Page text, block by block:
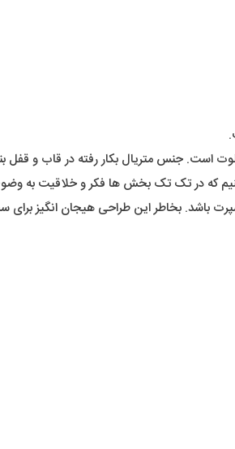
است. جنس متریال بکار رفته در قاب و
که در تک تک بخش ها فکر و خلاقیت به
باشد. بخاطر این طراحی هیجان انگیز